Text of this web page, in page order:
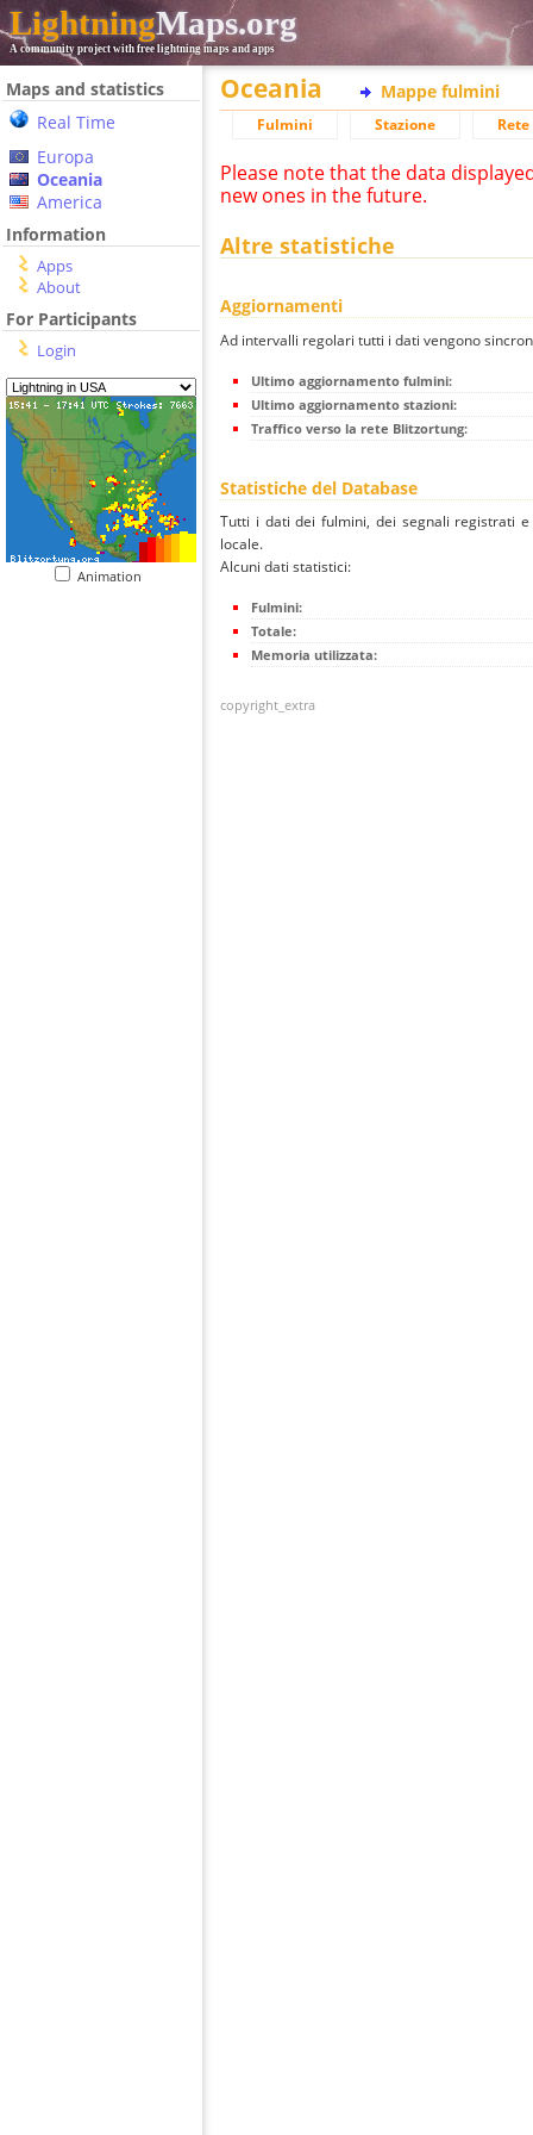
LightningMaps.org
A community project with free lightning maps and apps
Maps and statistics
Real Time
Europa
Oceania
America
Information
Apps
About
For Participants
Login
Animation
Oceania Mappe fulmini
Fulmini Stazione
Please note that the data
new ones in the future.
Altre statistiche
Aggiornamenti
Ad intervalli regolari tutti i dati vengono
Ultimo aggiornamento fulmini:
Ultimo aggiornamento stazioni:
Traffico verso la rete Blitzortung:
Statistiche del Database
Tutti i dati dei fulmini, dei segnali registrati
locale.
Alcuni dati statistici:
Fulmini:
Totale:
Memoria utilizzata:
copyright_extra